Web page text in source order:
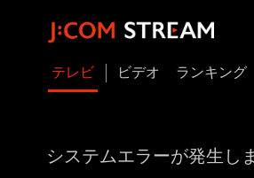
テレビ ビデオ ランキング
システムエラーが発生し